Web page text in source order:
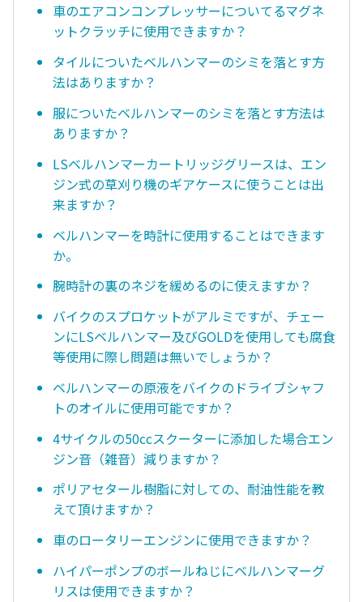
車のエアコンコンプレッサーについてるマグネ
ットクラッチに使用できますか？
タイルについたベルハンマーのシミを落とす方
法はありますか？
服についたベルハンマーのシミを落とす方法は
ありますか？
LSベルハンマーカートリッジグリースは、エン
ジン式の草刈り機のギアケースに使うことは出
来ますか？
ベルハンマーを時計に使用することはできます
か。
腕時計の裏のネジを緩めるのに使えますか？
バイクのスプロケットがアルミですが、チェー
ンにLSベルハンマー及びGOLDを使用しても腐食
等使用に際し問題は無いでしょうか？
ベルハンマーの原液をバイクのドライブシャフ
トのオイルに使用可能ですか？
4サイクルの50ccスクーターに添加した場合エン
ジン音（雑音）減りますか？
ポリアセタール樹脂に対しての、耐油性能を教
えて頂けますか？
車のロータリーエンジンに使用できますか？
ハイパーポンプのボールねじにベルハンマーグ
リスは使用できますか？